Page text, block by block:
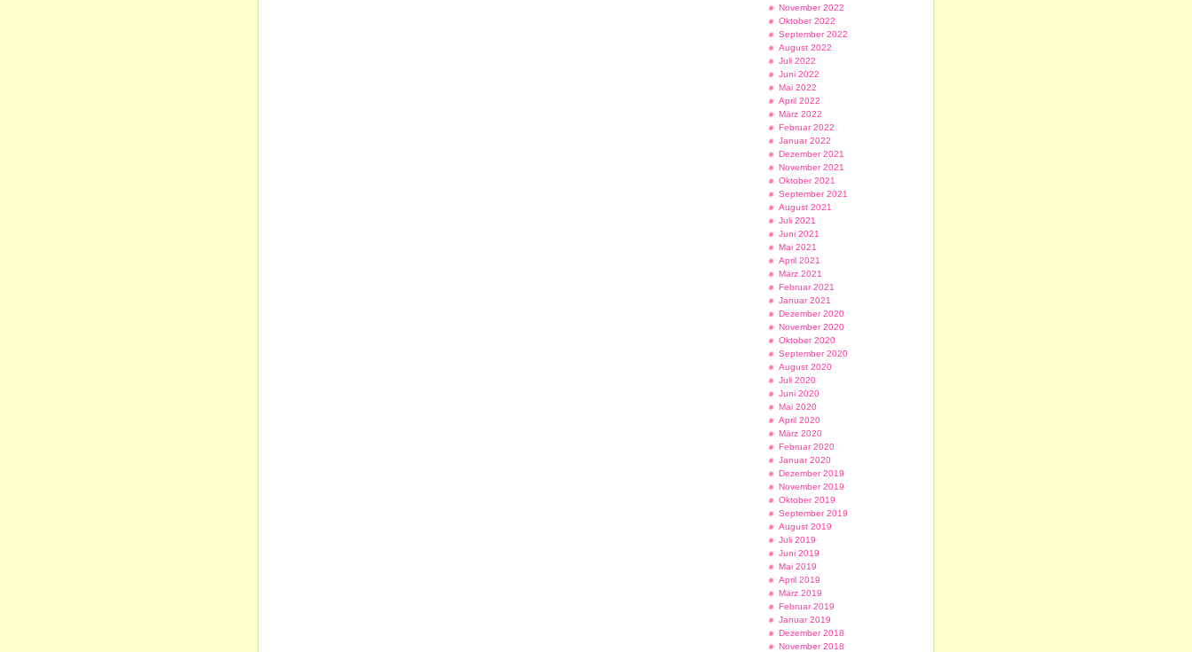
November 2022
Oktober 2022
September 2022
August 2022
Juli 2022
Juni 2022
Mai 2022
April 2022
März 2022
Februar 2022
Januar 2022
Dezember 2021
November 2021
Oktober 2021
September 2021
August 2021
Juli 2021
Juni 2021
Mai 2021
April 2021
März 2021
Februar 2021
Januar 2021
Dezember 2020
November 2020
Oktober 2020
September 2020
August 2020
Juli 2020
Juni 2020
Mai 2020
April 2020
März 2020
Februar 2020
Januar 2020
Dezember 2019
November 2019
Oktober 2019
September 2019
August 2019
Juli 2019
Juni 2019
Mai 2019
April 2019
März 2019
Februar 2019
Januar 2019
Dezember 2018
November 2018